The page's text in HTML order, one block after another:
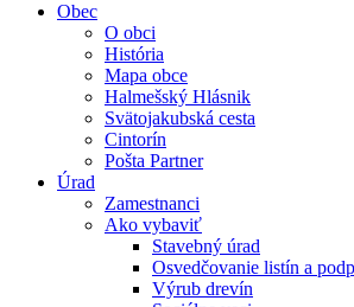
Obec
O obci
História
Mapa obce
Halmešský Hlásnik
Svätojakubská cesta
Cintorín
Pošta Partner
Úrad
Zamestnanci
Ako vybaviť
Stavebný úrad
Osvedčovanie listín a
Výrub drevín